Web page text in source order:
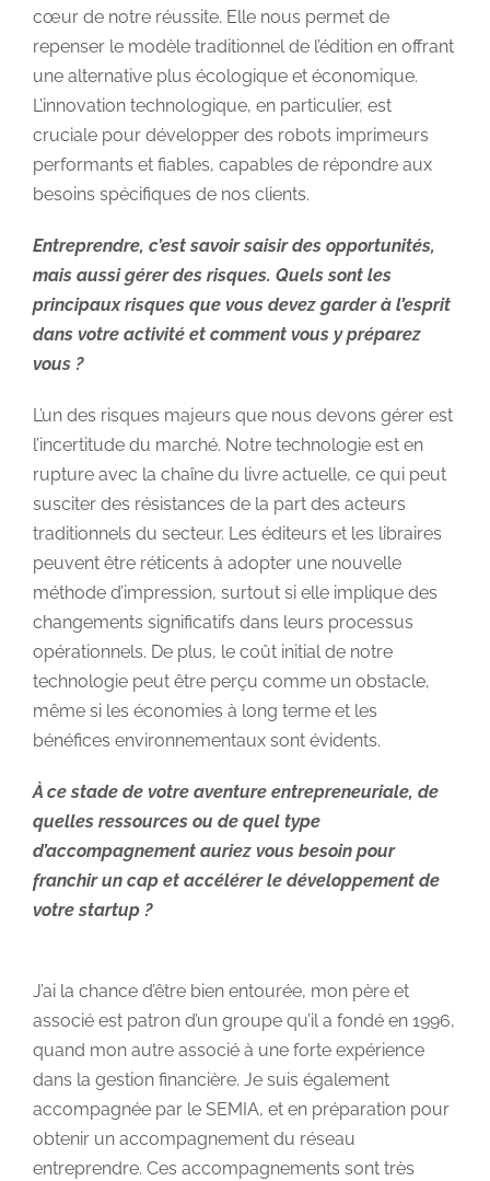
cœur de notre réussite. Elle nous permet de
repenser le modèle traditionnel de l’édition en offrant
une alternative plus écologique et économique.
L’innovation technologique, en particulier, est
cruciale pour développer des robots imprimeurs
performants et fiables, capables de répondre aux
besoins spécifiques de nos clients.
Entreprendre, c’est savoir saisir des opportunités,
mais aussi gérer des risques. Quels sont les
principaux risques que vous devez garder à l’esprit
dans votre activité et comment vous y préparez
vous ?
L’un des risques majeurs que nous devons gérer est
l’incertitude du marché. Notre technologie est en
rupture avec la chaîne du livre actuelle, ce qui peut
susciter des résistances de la part des acteurs
traditionnels du secteur. Les éditeurs et les libraires
peuvent être réticents à adopter une nouvelle
méthode d’impression, surtout si elle implique des
changements significatifs dans leurs processus
opérationnels. De plus, le coût initial de notre
technologie peut être perçu comme un obstacle,
même si les économies à long terme et les
bénéfices environnementaux sont évidents.
À ce stade de votre aventure entrepreneuriale, de
quelles ressources ou de quel type
d’accompagnement auriez vous besoin pour
franchir un cap et accélérer le développement de
votre startup ?
J’ai la chance d’être bien entourée, mon père et
associé est patron d’un groupe qu’il a fondé en 1996,
quand mon autre associé à une forte expérience
dans la gestion financière. Je suis également
accompagnée par le SEMIA, et en préparation pour
obtenir un accompagnement du réseau
entreprendre. Ces accompagnements sont très